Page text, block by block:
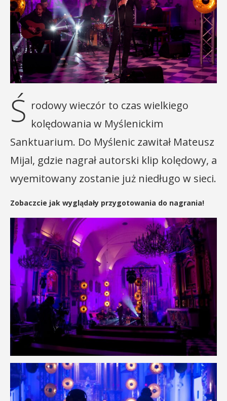
Ś rodowy wieczór to czas wielkiego
kolędowania w Myślenickim
Sanktuarium. Do Myślenic zawitał Mateusz
Mijal, gdzie nagrał autorski klip kolędowy, a
wyemitowany zostanie już niedługo w sieci.
Zobaczcie jak wyglądały przygotowania do nagrania!